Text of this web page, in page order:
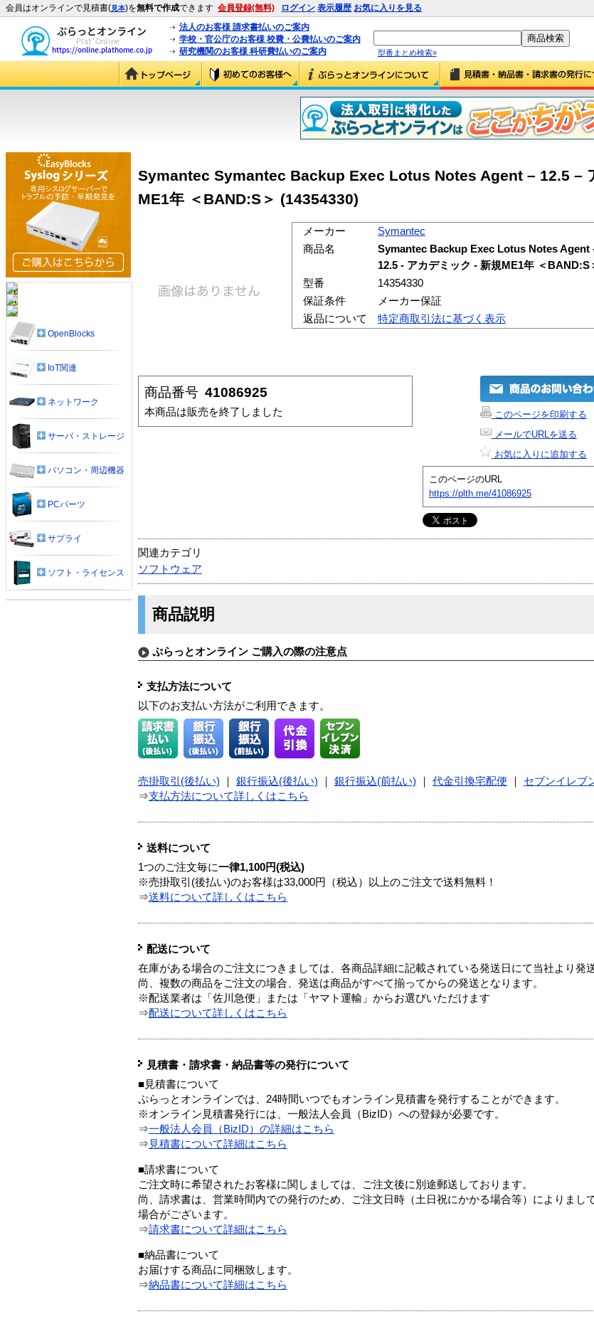
会員はオンラインで見積書(見本)を無料で作成できます 会員登録(無料) ログイン 表示履歴 お気に入りを見る
法人のお客様 請求書払いのご案内
学校・官公庁のお客様 校費・公費払いのご案内
研究機関のお客様 科研費払いのご案内
型番まとめ検索»
Symantec Symantec Backup Exec Lotus Notes Agent – 12.5 –
ME1年 ＜BAND:S＞ (14354330)
メーカー
Symantec
商品名
Symantec Backup Exec Lotus Notes Agent
12.5 - アカデミック - 新規ME1年 ＜BAND:S
型番
14354330
保証条件
メーカー保証
返品について
特定商取引法に基づく表示
商品番号 41086925
本商品は販売を終了しました
このページを印刷する
メールでURLを送る
お気に入りに追加する
このページのURL
https://plth.me/41086925
関連カテゴリ
ソフトウェア
商品説明
ぷらっとオンライン ご購入の際の注意点
支払方法について
以下のお支払い方法がご利用できます。
売掛取引(後払い) 銀行振込(後払い) 銀行振込(前払い) 代金引換宅配便
セブンイレブ
⇒支払方法について詳しくはこちら
送料について
1つのご注文毎に一律1,100円(税込)
※売掛取引(後払い)のお客様は33,000円（税込）以上のご注文で送料無料！
⇒送料について詳しくはこちら
配送について
在庫がある場合のご注文につきましては、各商品詳細に記載されている発送日にて当社より発
尚、複数の商品をご注文の場合、発送は商品がすべて揃ってからの発送となります。
※配送業者は「佐川急便」または「ヤマト運輸」からお選びいただけます
⇒配送について詳しくはこちら
見積書・請求書・納品書等の発行について
■見積書について
ぷらっとオンラインでは、24時間いつでもオンライン見積書を発行することができます。
※オンライン見積書発行には、一般法人会員（BizID）への登録が必要です。
⇒一般法人会員（BizID）の詳細はこちら
⇒ 見積書について詳細はこちら
■請求書について
ご注文時に希望されたお客様に関しましては、ご注文後に別途郵送しております。
尚、請求書は、営業時間内での発行のため、ご注文日時（土日祝にかかる場合等）によりまし
場合がございます。
⇒請求書について詳細はこちら
■納品書について
お届けする商品に同梱致します。
⇒納品書について詳細はこちら
OpenBlocks
IoT関連
ネットワーク
サーバ・ストレージ
パソコン・周辺機器
PCパーツ
サプライ
ソフト・ライセンス